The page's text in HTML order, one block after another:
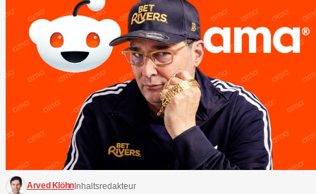
Arved KlöhnInhaltsredakteur